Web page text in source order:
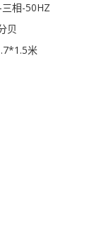
三相-50HZ
贝
米